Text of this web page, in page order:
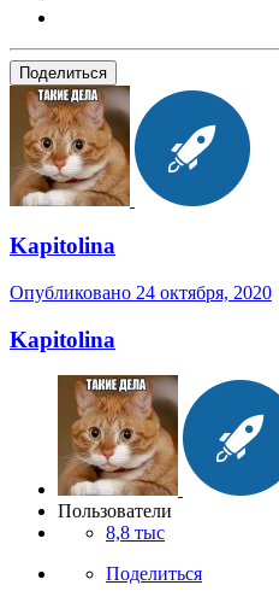
Поделиться
Kapitolina
Опубликовано 24 октября, 2020
Kapitolina
Пользователи
8,8 тыс
Поделиться